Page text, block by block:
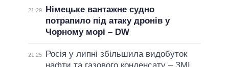
21:29
Німецьке вантажне судно
потрапило під атаку дронів у
Чорному морі – DW
21:25
Росія у липні збільшила видобуток